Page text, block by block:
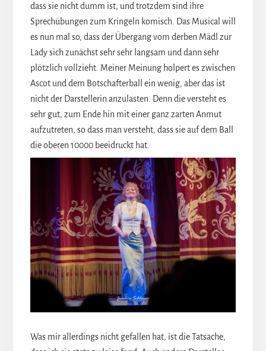
dass sie nicht dumm ist, und trotzdem sind ihre
Sprechübungen zum Kringeln komisch. Das Musical will
es nun mal so, dass der Übergang vom derben Mädl zur
Lady sich zunächst sehr sehr langsam und dann sehr
plötzlich vollzieht. Meiner Meinung holpert es zwischen
Ascot und dem Botschafterball ein wenig, aber das ist
nicht der Darstellerin anzulasten. Denn die versteht es
sehr gut, zum Ende hin mit einer ganz zarten Anmut
aufzutreten, so dass man versteht, dass sie auf dem Ball
die oberen 10000 beeidruckt hat.
Was mir allerdings nicht gefallen hat, ist die Tatsache,